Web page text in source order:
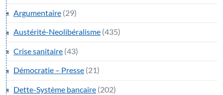
Argumentaire (29)
Austérité-Neolibéralisme (435)
Crise sanitaire (43)
Démocratie – Presse (21)
Dette-Système bancaire (202)